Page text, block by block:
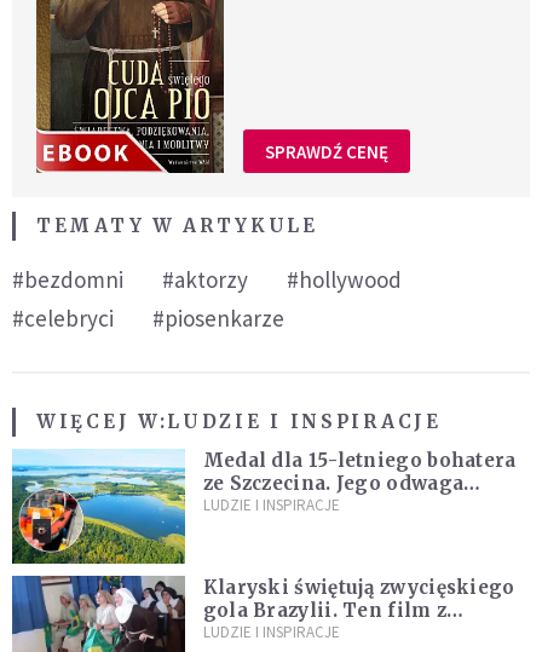
SPRAWDŹ CENĘ
TEMATY W ARTYKULE
#bezdomni #aktorzy
#hollywood
#celebryci
#piosenkarze
WIĘCEJ W:LUDZIE I INSPIRACJE
Medal dla 15-letniego bohatera
ze Szczecina. Jego odwaga
ocaliła ludzkie życie
LUDZIE I INSPIRACJE
Klaryski świętują zwycięskiego
gola Brazylii. Ten film z
zakonnicami obejrzały już
LUDZIE I INSPIRACJE